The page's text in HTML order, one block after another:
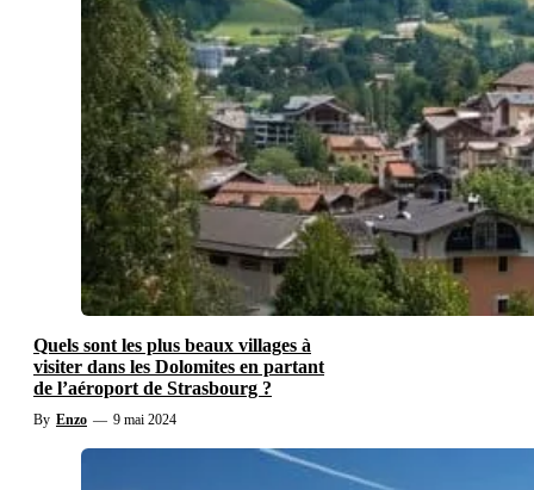
Quels sont les plus beaux villages à
visiter dans les Dolomites en partant
de l’aéroport de Strasbourg ?
By Enzo — 9 mai 2024